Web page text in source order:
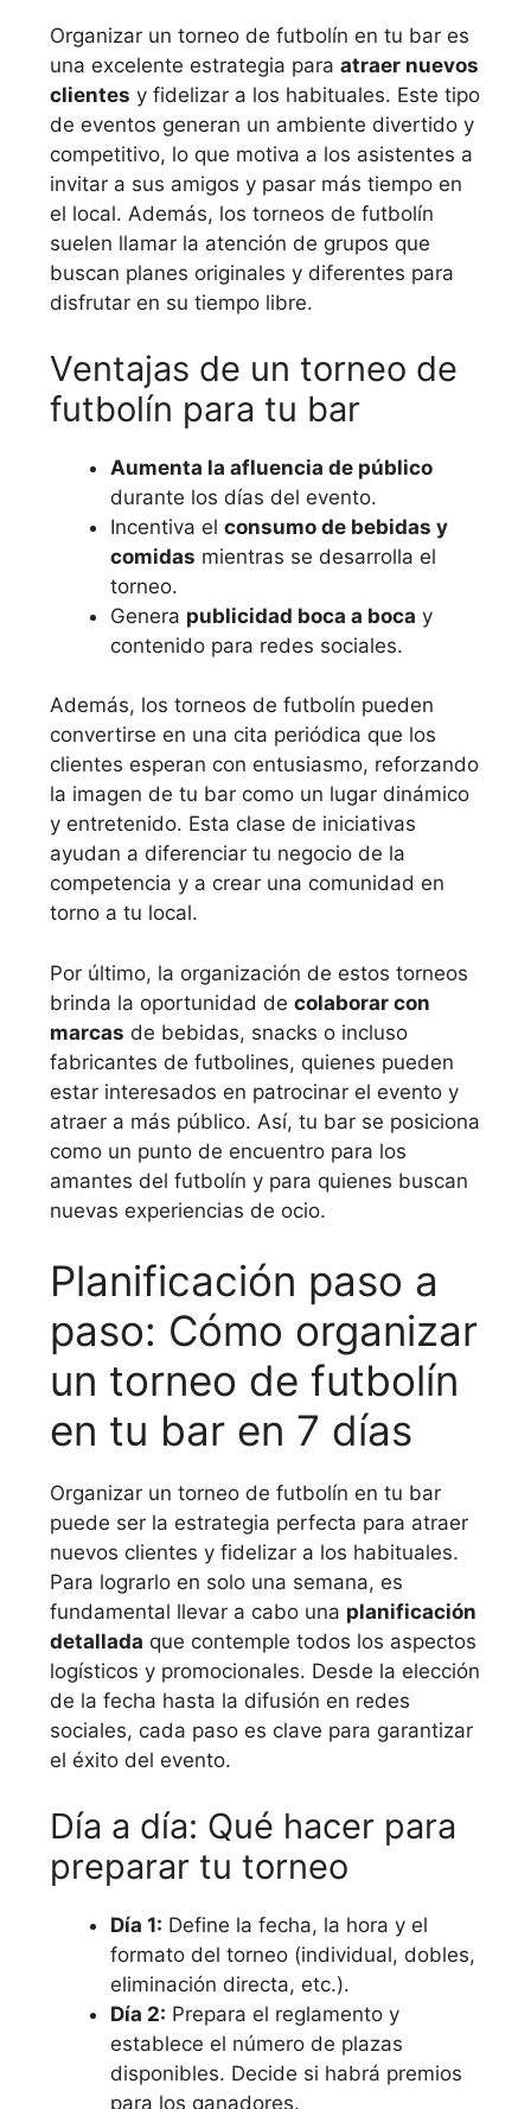
Organizar un torneo de futbolín en tu bar es
una excelente estrategia paraatraer nuevos
clientes y fidelizar a los habituales. Este tipo
de eventos generan un ambiente divertido y
competitivo, lo que motiva a los asistentes a
invitar a sus amigos y pasar más tiempo en
el local. Además, los torneos de futbolín
suelen llamar la atención de grupos que
buscan planes originales y diferentes para
disfrutar en su tiempo libre.
Ventajas de un torneo de
futbolín para tu bar
Aumenta la afluencia de público
durante los días del evento.
Incentiva elconsumo de bebidas y
comidas mientras se desarrolla el
torneo.
Genera publicidad boca a boca y
contenido para redes sociales.
Además, los torneos de futbolín pueden
convertirse en una cita periódica que los
clientes esperan con entusiasmo, reforzando
la imagen de tu bar como un lugar dinámico
y entretenido. Esta clase de iniciativas
ayudan a diferenciar tu negocio de la
competencia y a crear una comunidad en
torno a tu local.
Por último, la organización de estos torneos
brinda la oportunidad decolaborar con
marcas de bebidas, snacks o incluso
fabricantes de futbolines, quienes pueden
estar interesados en patrocinar el evento y
atraer a más público. Así, tu bar se posiciona
como un punto de encuentro para los
amantes del futbolín y para quienes buscan
nuevas experiencias de ocio.
Planificación paso a
paso: Cómo organizar
un torneo de futbolín
en tu bar en 7 días
Organizar un torneo de futbolín en tu bar
puede ser la estrategia perfecta para atraer
nuevos clientes y fidelizar a los habituales.
Para lograrlo en solo una semana, es
fundamental llevar a cabo una planificación
detallada que contemple todos los aspectos
logísticos y promocionales. Desde la elección
de la fecha hasta la difusión en redes
sociales, cada paso es clave para garantizar
el éxito del evento.
Día a día: Qué hacer para
preparar tu torneo
Día 1: Define la fecha, la hora y el
formato del torneo (individual, dobles,
eliminación directa, etc.).
Día 2: Prepara el reglamento y
establece el número de plazas
disponibles. Decide si habrá premios
para los ganadores.